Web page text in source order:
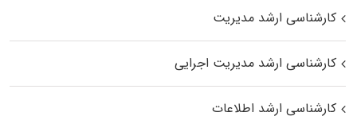
کارشناسی ارشد مدیریت
کارشناسی ارشد مدیریت اجرایی
کارشناسی ارشد اطلاعات